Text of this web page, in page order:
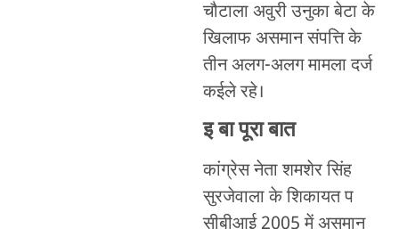
चौटाला अवुरी उनुका बेटा के
खिलाफ असमान संपत्ति के
तीन अलग-अलग मामला दर्ज
कईले रहे।
इ बा पूरा बात
कांग्रेस नेता शमशेर सिंह
सुरजेवाला के शिकायत प